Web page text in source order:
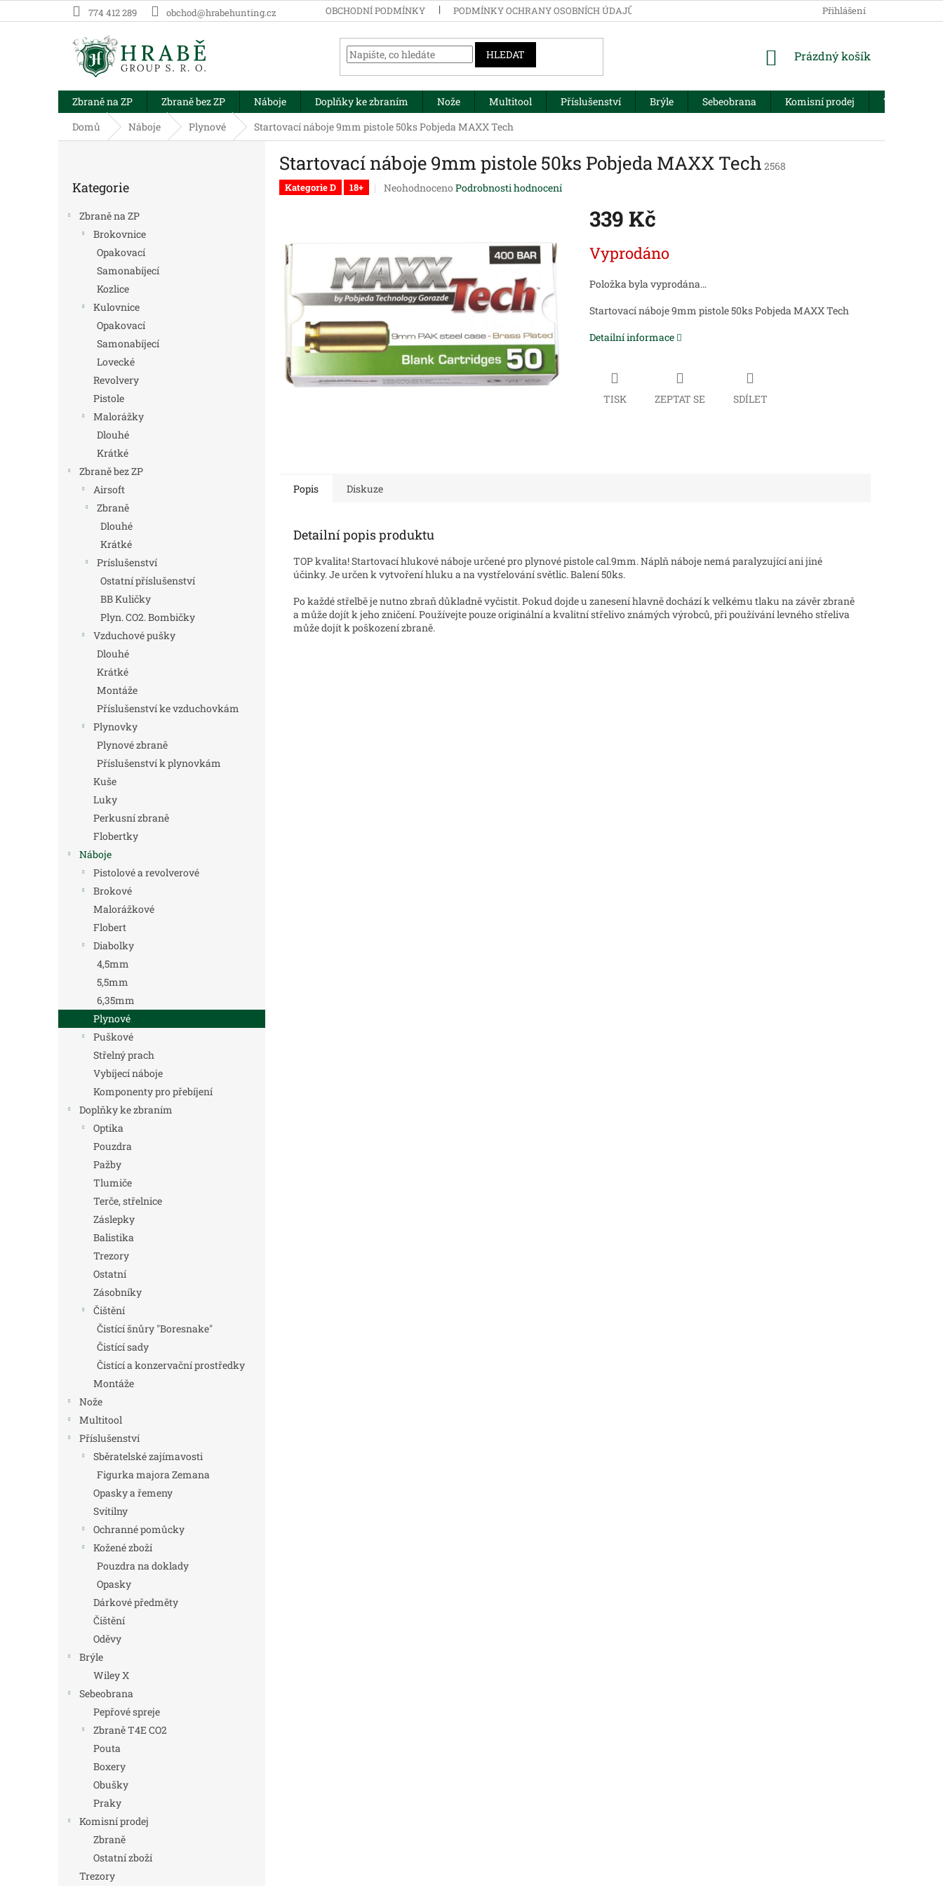
na
774 412 289 obchod@hrabehunting.cz OBCHODNÍ PODMÍNKY PODMÍNKY OCHRANY OSOBNÍCH ÚDAJŮ Přihlášení
HLEDAT
NÁKUPNÍ
Prázdný košík
Zbraně na ZP Zbraně bez ZP Náboje Doplňky ke zbraním Nože Multitool Příslušenství Brýle Sebeobrana Komisní prodej
Trezory
Domů
Náboje Plynové Startovací náboje 9mm pistole 50ks Pobjeda MAXX Tech
kategorie
Kategorie
Zbraně na ZP
Brokovnice
Opakovací
Samonabíjecí
Kozlice
Kulovnice
Opakovací
Samonabíjecí
Lovecké
Revolvery
Pistole
Malorážky
Dlouhé
Krátké
Zbraně bez ZP
Airsoft
Zbraně
Dlouhé
Krátké
Príslušenství
Ostatní příslušenství
BB Kuličky
Plyn. CO2. Bombičky
Vzduchové pušky
Dlouhé
Krátké
Montáže
Příslušenství ke vzduchovkám
Plynovky
Plynové zbraně
Příslušenství k plynovkám
Kuše
Luky
Perkusní zbraně
Flobertky
Náboje
Pistolové a revolverové
Brokové
Malorážkové
Flobert
Diabolky
4,5mm
5,5mm
6,35mm
Plynové
Puškové
Střelný prach
Vybíjecí náboje
Komponenty pro přebíjení
Doplňky ke zbraním
Optika
Pouzdra
Pažby
Tlumiče
Terče, střelnice
Záslepky
Balistika
Trezory
Ostatní
Zásobníky
Čištění
Čistící šnůry "Boresnake"
Čistící sady
Čistící a konzervační prostředky
Montáže
Nože
Multitool
Příslušenství
Sběratelské zajímavosti
Figurka majora Zemana
Opasky a řemeny
Svítilny
Ochranné pomůcky
Kožené zboží
Pouzdra na doklady
Opasky
Dárkové předměty
Čištění
Oděvy
Brýle
Wiley X
Sebeobrana
Pepřové spreje
Zbraně T4E CO2
Pouta
Boxery
Obušky
Praky
Komisní prodej
Zbraně
Ostatní zboží
Trezory
Startovací náboje 9mm pistole 50ks Pobjeda MAXX Tech 2568
Kategorie D 18+
Průměrné
5
hvězdiček.
Neohodnoceno Podrobnosti hodnocení
339 Kč
cena:
Vyprodáno
Položka byla vyprodána…
Startovací náboje 9mm pistole 50ks Pobjeda MAXX Tech
Detailní informace
TISK ZEPTAT SE SDÍLET
Popis Diskuze
Detailní popis produktu
TOP kvalita! Startovací hlukové náboje určené pro plynové pistole cal.9mm. Náplň náboje nemá paralyzující ani jiné
účinky. Je určen k vytvoření hluku a na vystřelování světlic. Balení 50ks.
Po každé střelbě je nutno zbraň důkladně vyčistit. Pokud dojde u zanesení hlavně dochází k velkému tlaku na závěr zbraně
a může dojít k jeho zničení. Používejte pouze originální a kvalitní střelivo známých výrobců, při používání levného střeliva
může dojít k poškození zbraně.